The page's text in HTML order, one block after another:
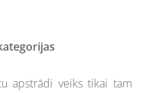
apstrādi veiks tikai tam